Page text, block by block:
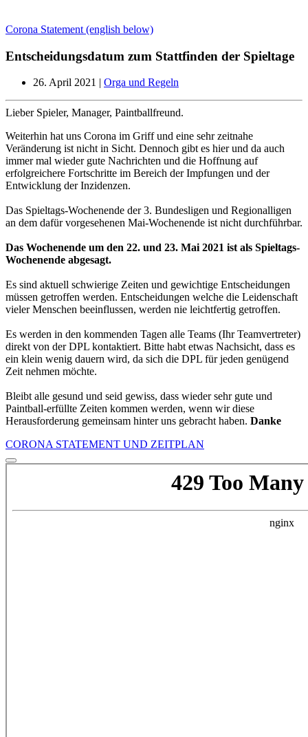
Corona Statement (english below)
Entscheidungsdatum zum Stattfinden der Spieltage
26. April 2021 | Orga und Regeln
Lieber Spieler, Manager, Paintballfreund.
Weiterhin hat uns Corona im Griff und eine sehr zeitnahe
Veränderung ist nicht in Sicht. Dennoch gibt es hier und da auch
immer mal wieder gute Nachrichten und die Hoffnung auf
erfolgreichere Fortschritte im Bereich der Impfungen und der
Entwicklung der Inzidenzen.
Das Spieltags-Wochenende der 3. Bundesligen und Regionalligen
an dem dafür vorgesehenen Mai-Wochenende ist nicht durchführbar.
Das Wochenende um den 22. und 23. Mai 2021 ist als Spieltags-
Wochenende abgesagt.
Es sind aktuell schwierige Zeiten und gewichtige Entscheidungen
müssen getroffen werden. Entscheidungen welche die Leidenschaft
vieler Menschen beeinflussen, werden nie leichtfertig getroffen.
Es werden in den kommenden Tagen alle Teams (Ihr Teamvertreter)
direkt von der DPL kontaktiert. Bitte habt etwas Nachsicht, dass es
ein klein wenig dauern wird, da sich die DPL für jeden genügend
Zeit nehmen möchte.
Bleibt alle gesund und seid gewiss, dass wieder sehr gute und
Paintball-erfüllte Zeiten kommen werden, wenn wir diese
Herausforderung gemeinsam hinter uns gebracht haben. Danke
CORONA STATEMENT UND ZEITPLAN